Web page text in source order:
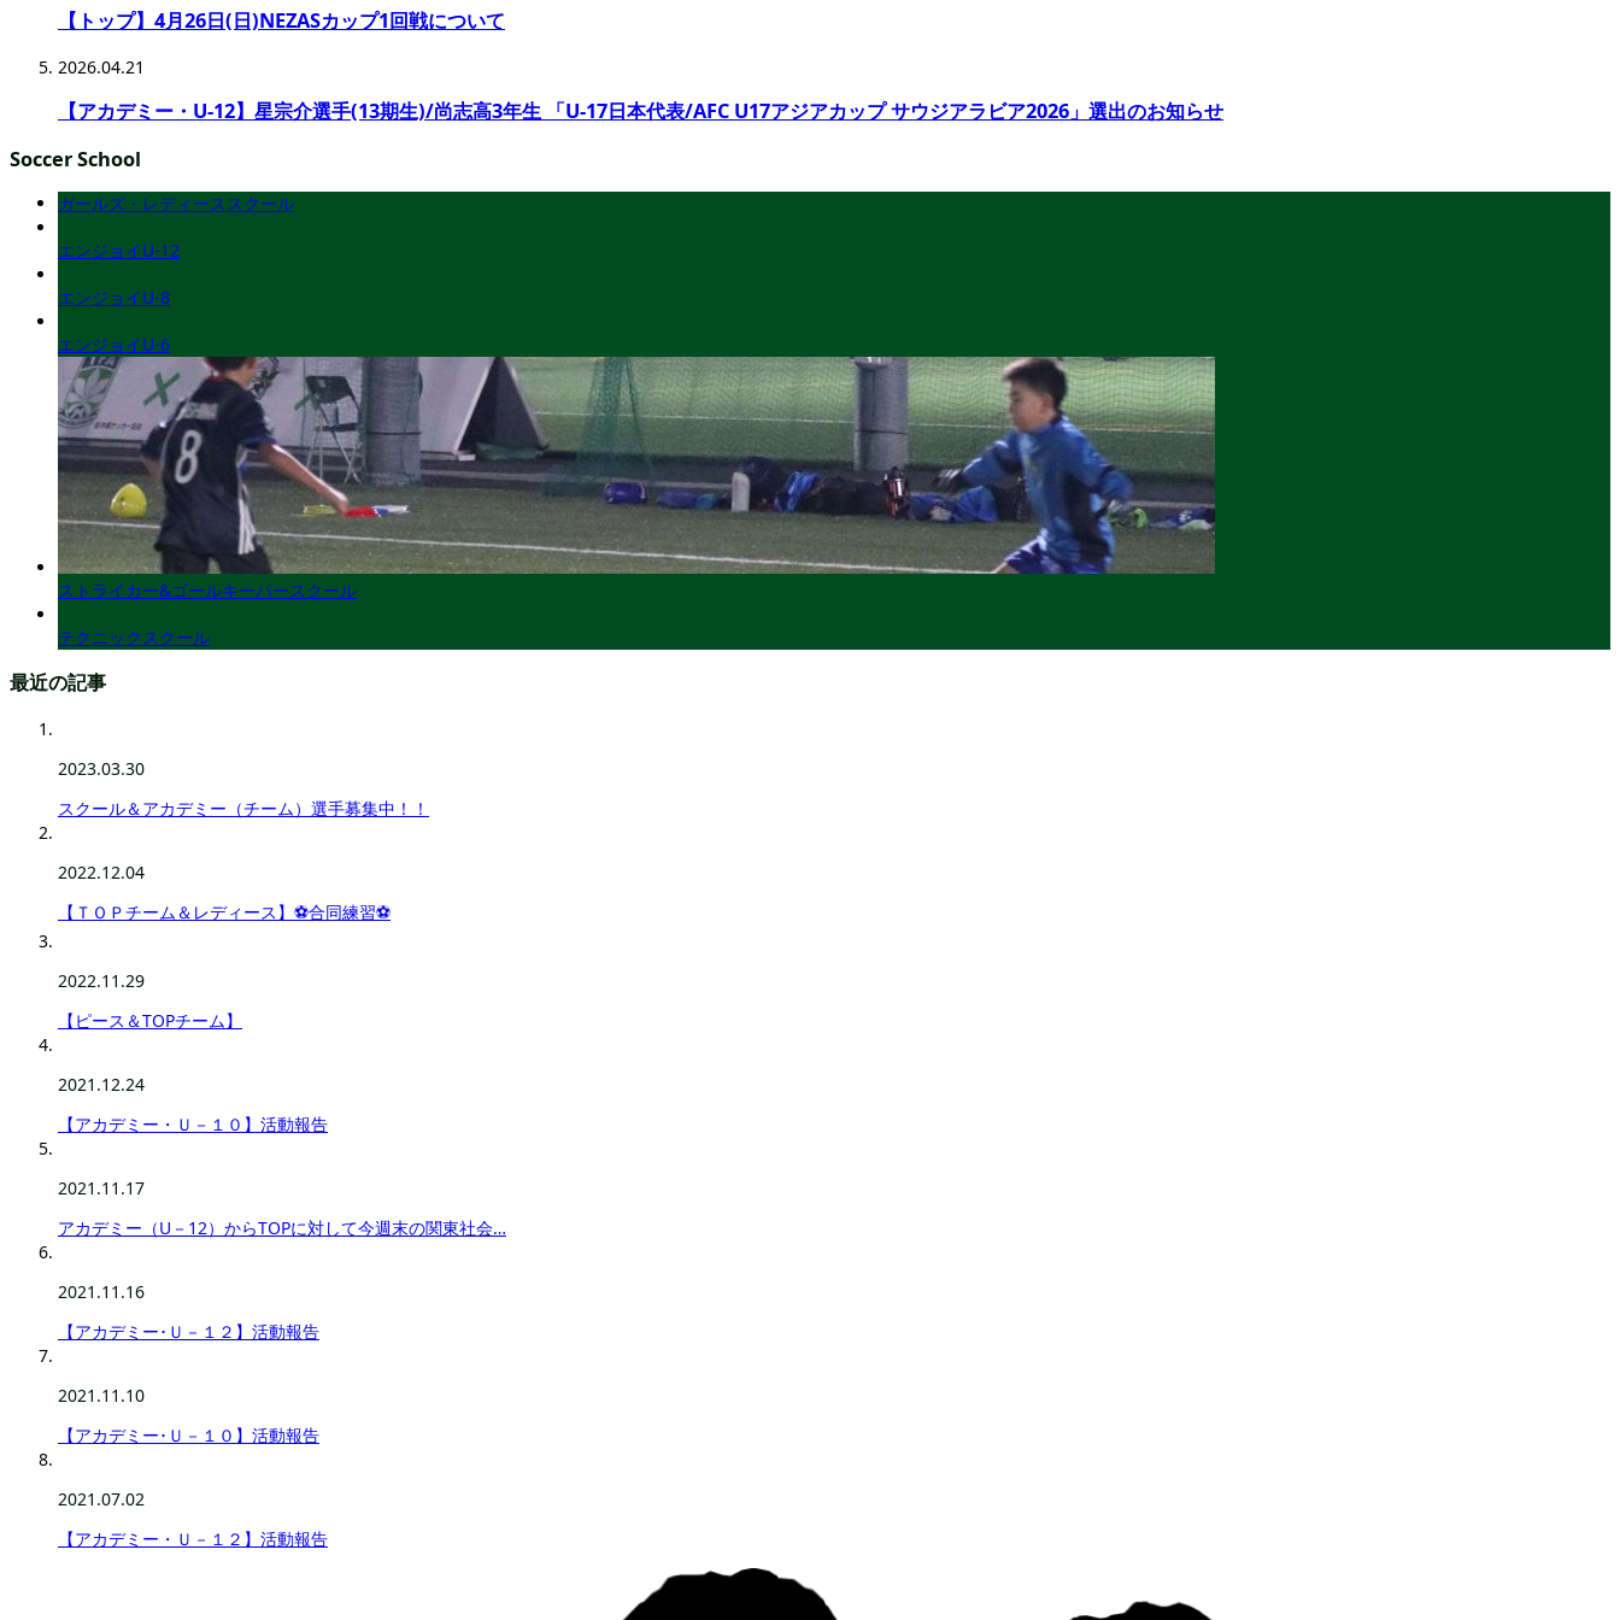
【トップ】4月26日(日)NEZASカップ1回戦について
2026.04.21
【アカデミー・U-12】星宗介選手(13期生)/尚志高3年生 「U-17日本代表/AFC U17アジアカップ サウジアラビア2026」選出のお知らせ
Soccer School
ガールズ・レディーススクール
エンジョイU-12
エンジョイU-8
エンジョイU-6
ストライカー&ゴールキーパースクール
テクニックスクール
最近の記事
2023.03.30
スクール＆アカデミー（チーム）選手募集中！！
2022.12.04
【ＴＯＰチーム＆レディース】⚽合同練習⚽
2022.11.29
【ピース＆TOPチーム】
2021.12.24
【アカデミー・Ｕ－１０】活動報告
2021.11.17
アカデミー（U－12）からTOPに対して今週末の関東社会…
2021.11.16
【アカデミー･Ｕ－１２】活動報告
2021.11.10
【アカデミー･Ｕ－１０】活動報告
2021.07.02
【アカデミー・Ｕ－１２】活動報告